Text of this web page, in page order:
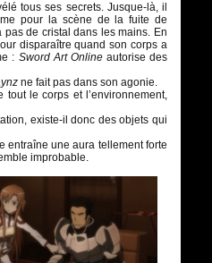
tous ses secrets. Jusque-là, il
pour la scène de la fuite de
pas de cristal dans les mains. En
disparaître quand son corps a
: Sword Art Onlineautorise des
ne fait pas dans son agonie.
le corps et l’environnement,
existe-il donc des objets qui
entraîne une aura tellement forte
improbable.